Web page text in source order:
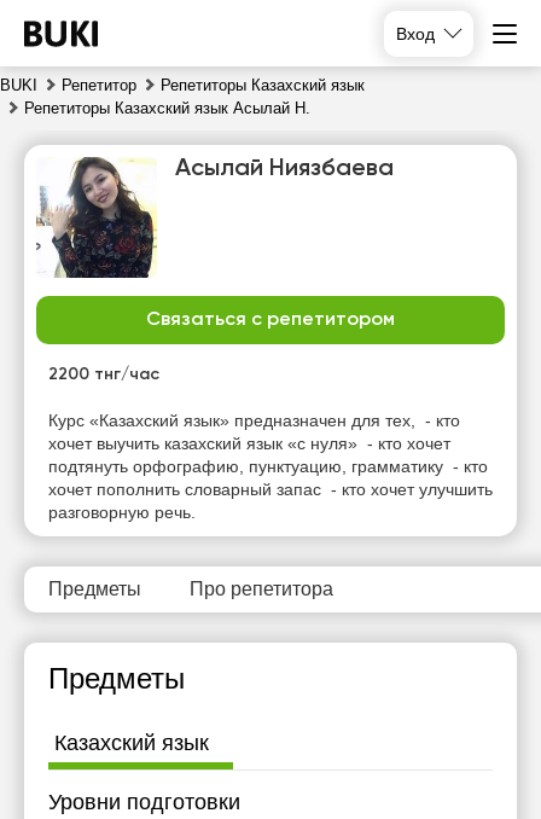
Вход
BUKI Репетитор
Репетиторы Казахский язык
Репетиторы Казахский язык Асылай Н.
Асылай Ниязбаева
Связаться с репетитором
2200 тнг/час
Курс «Казахский язык» предназначен для тех, - кто
хочет выучить казахский язык «с нуля» - кто хочет
подтянуть орфографию, пунктуацию, грамматику - кто
хочет пополнить словарный запас - кто хочет улучшить
разговорную речь.
Предметы Про репетитора
Предметы
Казахский язык
Уровни подготовки
сб
вс
Нет
свободных
часов
11:00
11:30
12:00
12:30
13:00
14:30
15:00
Нет
свободных
часов
Нет
свободных
часов